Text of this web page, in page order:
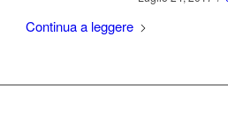
Continua a leggere